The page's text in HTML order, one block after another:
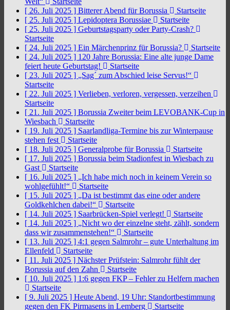
[ 26. Juli 2025 ] Bitterer Abend für Borussia
Startseite
[ 25. Juli 2025 ] Lepidoptera Borussiae
Startseite
[ 25. Juli 2025 ] Geburtstagsparty oder Party-Crash?
Startseite
[ 24. Juli 2025 ] Ein Märchenprinz für Borussia?
Startseite
[ 24. Juli 2025 ] 120 Jahre Borussia: Eine alte junge Dame
feiert heute Geburtstag!
Startseite
[ 23. Juli 2025 ] „Sag´ zum Abschied leise Servus!“
Startseite
[ 22. Juli 2025 ] Verlieben, verloren, vergessen, verzeihen
Startseite
[ 21. Juli 2025 ] Borussia Zweiter beim LEVOBANK-Cup in
Wiesbach
Startseite
[ 19. Juli 2025 ] Saarlandliga-Termine bis zur Winterpause
stehen fest
Startseite
[ 18. Juli 2025 ] Generalprobe für Borussia
Startseite
[ 17. Juli 2025 ] Borussia beim Stadionfest in Wiesbach zu
Gast
Startseite
[ 16. Juli 2025 ] „Ich habe mich noch in keinem Verein so
wohlgefühlt!“
Startseite
[ 15. Juli 2025 ] „Da ist bestimmt das eine oder andere
Goldkehlchen dabei!“
Startseite
[ 14. Juli 2025 ] Saarbrücken-Spiel verlegt!
Startseite
[ 14. Juli 2025 ] „Nicht wo der einzelne steht, zählt, sondern
dass wir zusammenstehen!“
Startseite
[ 13. Juli 2025 ] 4:1 gegen Salmrohr – gute Unterhaltung im
Ellenfeld
Startseite
[ 11. Juli 2025 ] Nächster Prüfstein: Salmrohr fühlt der
Borussia auf den Zahn
Startseite
[ 10. Juli 2025 ] 1:6 gegen FKP – Fehler zu Helfern machen
Startseite
[ 9. Juli 2025 ] Heute Abend, 19 Uhr: Standortbestimmung
gegen den FK Pirmasens in Lemberg
Startseite